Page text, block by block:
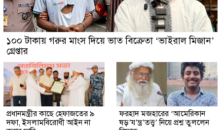
১০০ টাকায় গরুর মাংস দিয়ে ভাত বিক্রেতা ‘ভাইরাল মিজান’
গ্রেপ্তার
প্রধানমন্ত্রীর কাছে হেফাজতের ৯
দফা, ইসলামবিরোধী আইন না
ফরহাদ মজহারের ‘আমেরিকান
ষড়’য’ন্ত্র’তত্ত্ব’ নিয়ে প্রশ্ন তুললেন